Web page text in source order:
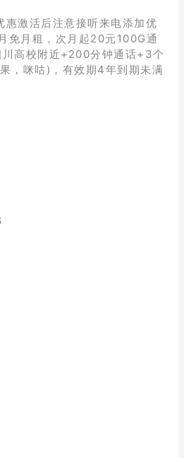
激活后注意接听来电添加优
免月租，次月起20元100G通
高校附近+200分钟通话+3个
，咪咕)，有效期4年到期未满